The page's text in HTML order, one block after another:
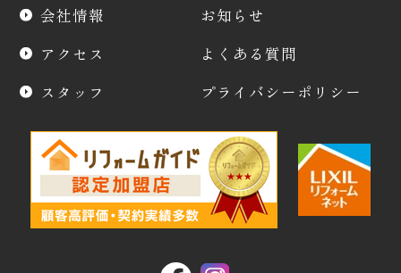
会社情報
アクセス
スタッフ
お知らせ
よくある質問
プライバシーポリシー